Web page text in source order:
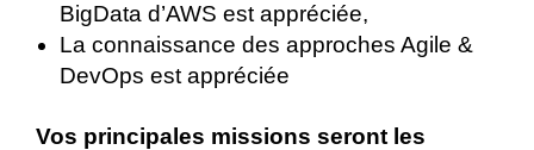
BigData d’AWS est appréciée,
La connaissance des approches Agile &
DevOps est appréciée
Vos principales missions seront les